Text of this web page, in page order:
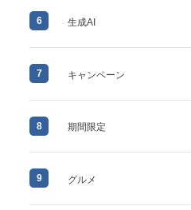
6 生成AI
7 キャンペーン
8 期間限定
9 グルメ